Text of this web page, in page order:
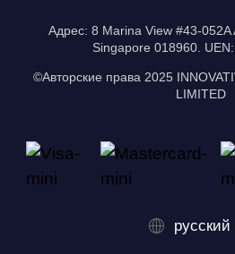
Адрес: 8 Marina View #43-052A
Singapore 018960.
©Авторские права 2025
LIMITED
русский